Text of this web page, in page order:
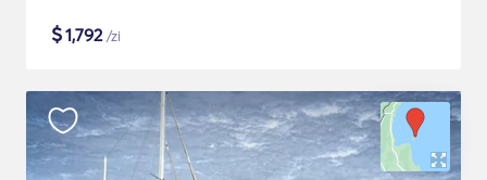
$1,792/zi